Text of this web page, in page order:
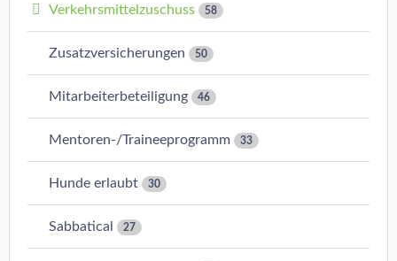
Verkehrsmittelzuschuss 58
Zusatzversicherungen 50
Mitarbeiterbeteiligung 46
Mentoren-/Traineeprogramm 33
Hunde erlaubt 30
Sabbatical 27